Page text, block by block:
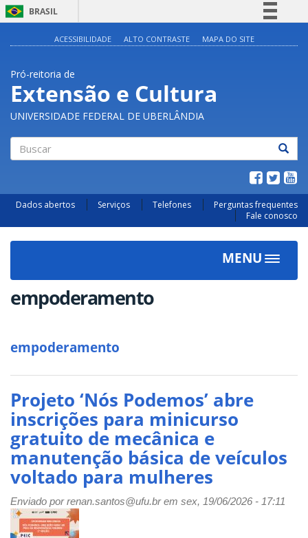
BRASIL
Acesso à informação
Legislação
Canais
ACESSIBILIDADE ALTO CONTRASTE MAPA DO SITE
Pró-reitoria de
Extensão e Cultura
UNIVERSIDADE FEDERAL DE UBERLÂNDIA
Dados abertos Serviços Telefones
Perguntas frequentes
Fale conosco
MENU
Toggle
empoderamento
empoderamento
Projeto ‘Nós Podemos’ abre
inscrições para minicurso
gratuito de mecânica e
manutenção básica de veículos
voltado para mulheres
Enviado porrenan.santos@ufu.brem sex, 19/06/2026 - 17:11